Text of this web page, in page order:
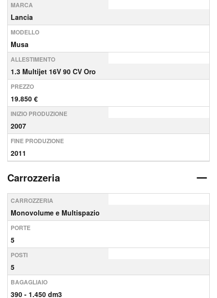
MARCA
Lancia
MODELLO
Musa
ALLESTIMENTO
1.3 Multijet 16V 90 CV Oro
PREZZO
19.850 €
INIZIO PRODUZIONE
2007
FINE PRODUZIONE
2011
Carrozzeria
CARROZZERIA
Monovolume e Multispazio
PORTE
5
POSTI
5
BAGAGLIAIO
390 - 1.450 dm3